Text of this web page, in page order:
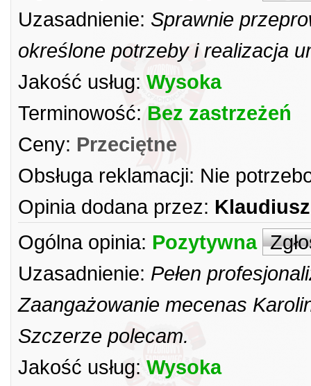
Uzasadnienie: Sprawnie
określone potrzeby i realizacja
Jakość usług: Wysoka
Terminowość: Bez zastrzeżeń
Ceny: Przeciętne
Obsługa reklamacji: Nie
Opinia dodana przez: Klaudiusz
Ogólna opinia: Pozytywna
Uzasadnienie: Pełen
Zaangażowanie mecenas
Szczerze polecam.
Jakość usług: Wysoka